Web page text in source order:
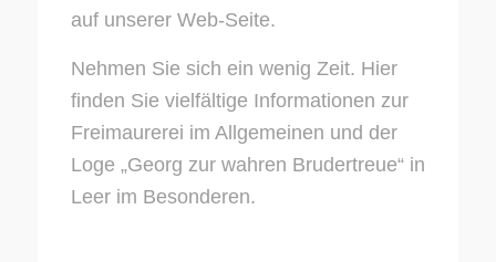
auf unserer Web-Seite.
Nehmen Sie sich ein wenig Zeit. Hier
finden Sie vielfältige Informationen zur
Freimaurerei im Allgemeinen und der
Loge „Georg zur wahren Brudertreue“ in
Leer im Besonderen.